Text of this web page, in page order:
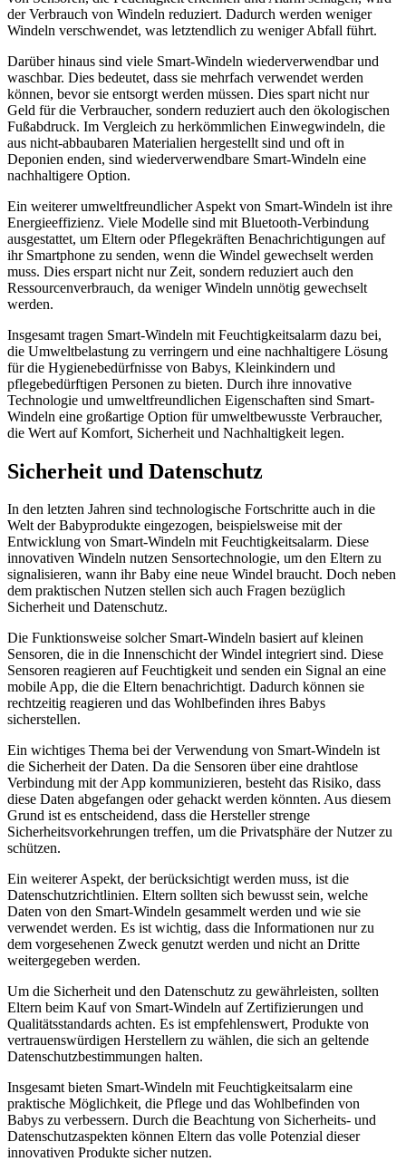
der Verbrauch von Windeln reduziert. Dadurch werden weniger
Windeln verschwendet, was letztendlich zu weniger Abfall führt.
Darüber hinaus sind viele Smart-Windeln wiederverwendbar und
waschbar. Dies bedeutet, dass sie mehrfach verwendet werden
können, bevor sie entsorgt werden müssen. Dies spart nicht nur
Geld für die Verbraucher, sondern reduziert auch den ökologischen
Fußabdruck. Im Vergleich zu herkömmlichen Einwegwindeln, die
aus nicht-abbaubaren Materialien hergestellt sind und oft in
Deponien enden, sind wiederverwendbare Smart-Windeln eine
nachhaltigere Option.
Ein weiterer umweltfreundlicher Aspekt von Smart-Windeln ist ihre
Energieeffizienz. Viele Modelle sind mit Bluetooth-Verbindung
ausgestattet, um Eltern oder Pflegekräften Benachrichtigungen auf
ihr Smartphone zu senden, wenn die Windel gewechselt werden
muss. Dies erspart nicht nur Zeit, sondern reduziert auch den
Ressourcenverbrauch, da weniger Windeln unnötig gewechselt
werden.
Insgesamt tragen Smart-Windeln mit Feuchtigkeitsalarm dazu bei,
die Umweltbelastung zu verringern und eine nachhaltigere Lösung
für die Hygienebedürfnisse von Babys, Kleinkindern und
pflegebedürftigen Personen zu bieten. Durch ihre innovative
Technologie und umweltfreundlichen Eigenschaften sind Smart-
Windeln eine großartige Option für umweltbewusste Verbraucher,
die Wert auf Komfort, Sicherheit und Nachhaltigkeit legen.
Sicherheit und Datenschutz
In den letzten Jahren sind technologische Fortschritte auch in die
Welt der Babyprodukte eingezogen, beispielsweise mit der
Entwicklung von Smart-Windeln mit Feuchtigkeitsalarm. Diese
innovativen Windeln nutzen Sensortechnologie, um den Eltern zu
signalisieren, wann ihr Baby eine neue Windel braucht. Doch neben
dem praktischen Nutzen stellen sich auch Fragen bezüglich
Sicherheit und Datenschutz.
Die Funktionsweise solcher Smart-Windeln basiert auf kleinen
Sensoren, die in die Innenschicht der Windel integriert sind. Diese
Sensoren reagieren auf Feuchtigkeit und senden ein Signal an eine
mobile App, die die Eltern benachrichtigt. Dadurch können sie
rechtzeitig reagieren und das Wohlbefinden ihres Babys
sicherstellen.
Ein wichtiges Thema bei der Verwendung von Smart-Windeln ist
die Sicherheit der Daten. Da die Sensoren über eine drahtlose
Verbindung mit der App kommunizieren, besteht das Risiko, dass
diese Daten abgefangen oder gehackt werden könnten. Aus diesem
Grund ist es entscheidend, dass die Hersteller strenge
Sicherheitsvorkehrungen treffen, um die Privatsphäre der Nutzer zu
schützen.
Ein weiterer Aspekt, der berücksichtigt werden muss, ist die
Datenschutzrichtlinien. Eltern sollten sich bewusst sein, welche
Daten von den Smart-Windeln gesammelt werden und wie sie
verwendet werden. Es ist wichtig, dass die Informationen nur zu
dem vorgesehenen Zweck genutzt werden und nicht an Dritte
weitergegeben werden.
Um die Sicherheit und den Datenschutz zu gewährleisten, sollten
Eltern beim Kauf von Smart-Windeln auf Zertifizierungen und
Qualitätsstandards achten. Es ist empfehlenswert, Produkte von
vertrauenswürdigen Herstellern zu wählen, die sich an geltende
Datenschutzbestimmungen halten.
Insgesamt bieten Smart-Windeln mit Feuchtigkeitsalarm eine
praktische Möglichkeit, die Pflege und das Wohlbefinden von
Babys zu verbessern. Durch die Beachtung von Sicherheits- und
Datenschutzaspekten können Eltern das volle Potenzial dieser
innovativen Produkte sicher nutzen.